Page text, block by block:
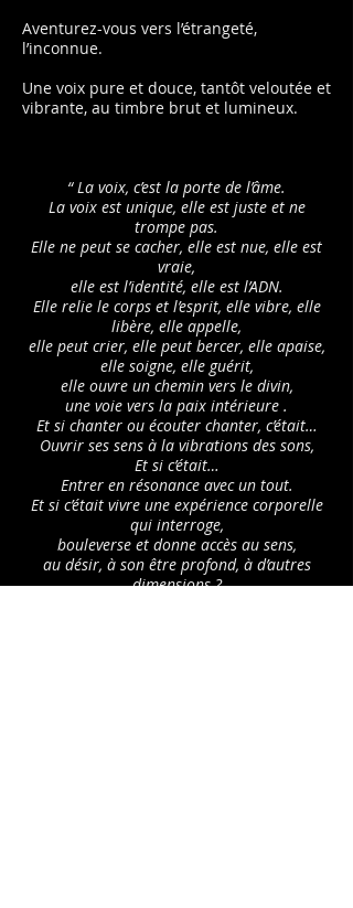
Aventurez-vous vers l’étrangeté,
l’inconnue.
Une voix pure et douce, tantôt veloutée et
vibrante, au timbre brut et lumineux.
“ La voix, c’est la porte de l’âme.
La voix est unique, elle est juste et ne
trompe pas.
Elle ne peut se cacher, elle est nue, elle est
vraie,
elle est l’identité, elle est l’ADN.
Elle relie le corps et l’esprit, elle vibre, elle
libère, elle appelle,
elle peut crier, elle peut bercer, elle apaise,
elle soigne, elle guérit,
elle ouvre un chemin vers le divin,
une voie vers la paix intérieure .
Et si chanter ou écouter chanter, c’était…
Ouvrir ses sens à la vibrations des sons,
Et si c’était…
Entrer en résonance avec un tout.
Et si c’était vivre une expérience corporelle
qui interroge,
bouleverse et donne accès au sens,
au désir, à son être profond, à d’autres
dimensions ?